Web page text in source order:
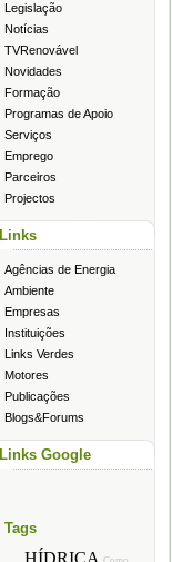
Legislação
Notícias
TVRenovável
Novidades
Formação
Programas de Apoio
Serviços
Emprego
Parceiros
Projectos
Links
Agências de Energia
Ambiente
Empresas
Instituições
Links Verdes
Motores
Publicações
Blogs&Forums
Links Google
Tags
HÍDRICA